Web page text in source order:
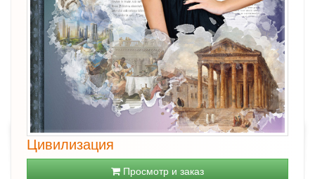
Цивилизация
Просмотр и заказ